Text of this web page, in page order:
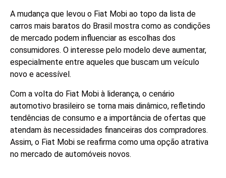
A mudança que levou o Fiat Mobi ao topo da lista de
carros mais baratos do Brasil mostra como as condições
de mercado podem influenciar as escolhas dos
consumidores. O interesse pelo modelo deve aumentar,
especialmente entre aqueles que buscam um veículo
novo e acessível.
Com a volta do Fiat Mobi à liderança, o cenário
automotivo brasileiro se torna mais dinâmico, refletindo
tendências de consumo e a importância de ofertas que
atendam às necessidades financeiras dos compradores.
Assim, o Fiat Mobi se reafirma como uma opção atrativa
no mercado de automóveis novos.